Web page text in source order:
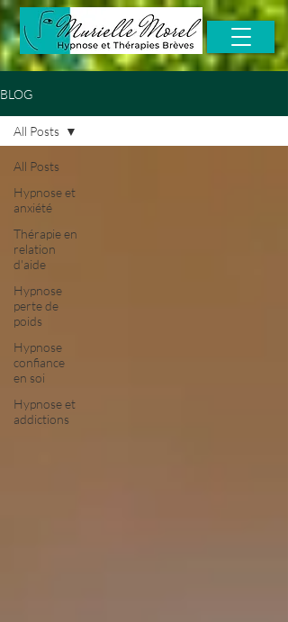
BLOG
All Posts
Hypnose et
anxiété
Thérapie en
relation
d'aide
Hypnose
perte de
poids
Hypnose
confiance
en soi
Hypnose et
addictions
All Posts